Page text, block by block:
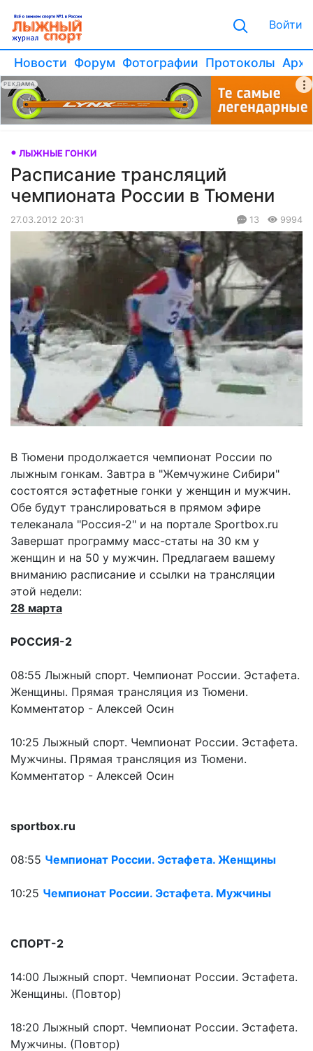
Войти
Новости Форум Фотографии Протоколы
РЕКЛАМА
ЛЫЖНЫЕ ГОНКИ
Расписание трансляций
чемпионата России в Тюмени
27.03.2012 20:31 13 9994
В Тюмени продолжается чемпионат России по
лыжным гонкам. Завтра в "Жемчужине Сибири"
состоятся эстафетные гонки у женщин и мужчин.
Обе будут транслироваться в прямом эфире
телеканала "Россия-2" и на портале Sportbox.ru
Завершат программу масс-статы на 30 км у
женщин и на 50 у мужчин. Предлагаем вашему
вниманию расписание и ссылки на трансляции
этой недели:
28 марта
РОССИЯ-2
08:55 Лыжный спорт. Чемпионат России. Эстафета.
Женщины. Прямая трансляция из Тюмени.
Комментатор - Алексей Осин
10:25 Лыжный спорт. Чемпионат России. Эстафета.
Мужчины. Прямая трансляция из Тюмени.
Комментатор - Алексей Осин
sportbox.ru
08:55 Чемпионат России. Эстафета. Женщины
10:25 Чемпионат России. Эстафета. Мужчины
СПОРТ-2
14:00 Лыжный спорт. Чемпионат России. Эстафета.
Женщины. (Повтор)
18:20 Лыжный спорт. Чемпионат России. Эстафета.
Мужчины. (Повтор)